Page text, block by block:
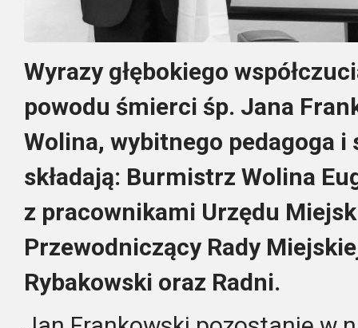
Wyrazy głębokiego
powodu śmierci śp. Jana
Wolina, wybitnego pedagoga i
składają: Burmistrz Wolina
z pracownikami Urzędu
Przewodniczący Rady
Rybakowski oraz Radni.